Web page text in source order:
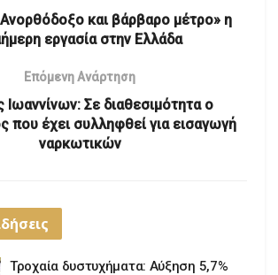
και βάρβαρο μέτρο» η
εργασία στην Ελλάδα
Επόμενη Ανάρτηση
Ιωαννίνων: Σε διαθεσιμότητα ο
που έχει συλληφθεί για εισαγωγή
ναρκωτικών
Τροχαία δυστυχήματα: Αύξηση 5,7%